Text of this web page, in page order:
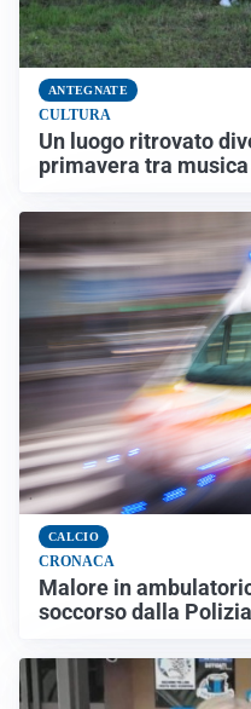
ANTEGNATE
CULTURA
Un luogo ritrovato
primavera tra
CALCIO
CRONACA
Malore in
soccorso dalla